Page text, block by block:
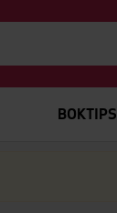
BOKTIPS